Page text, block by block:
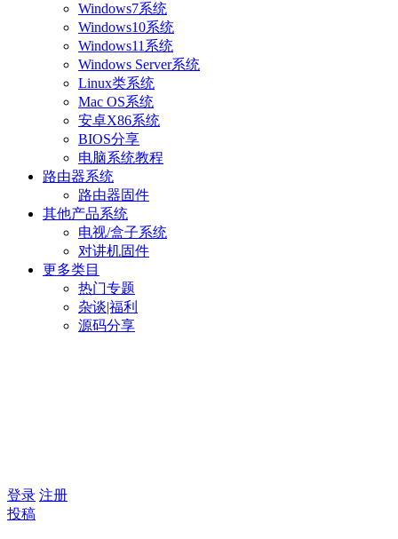
Windows7系统
Windows10系统
Windows11系统
Windows Server系统
Linux类系统
Mac OS系统
安卓X86系统
BIOS分享
电脑系统教程
路由器系统
路由器固件
其他产品系统
电视/盒子系统
对讲机固件
更多类目
热门专题
杂谈|福利
源码分享
登录 注册
投稿